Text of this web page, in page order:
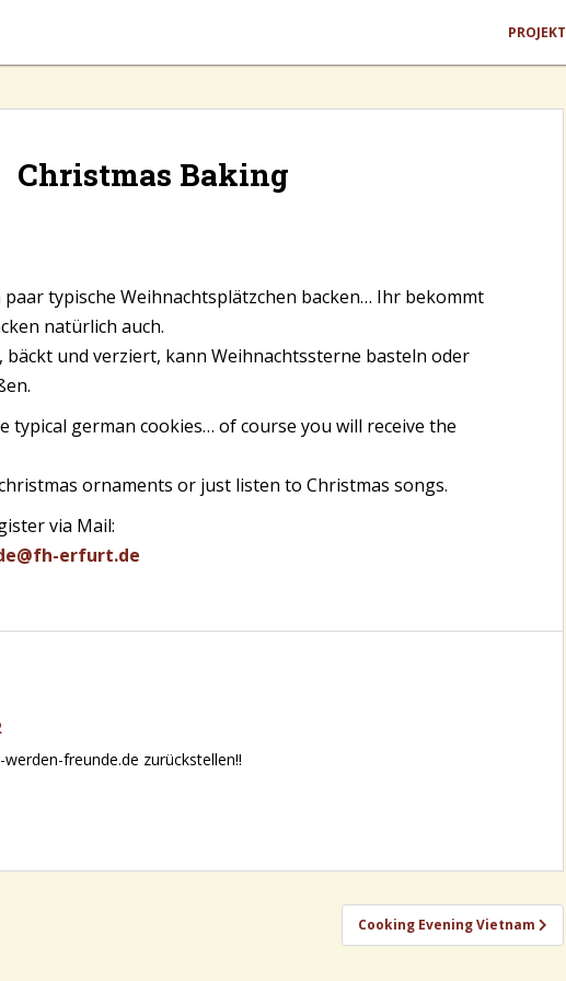
PROJEKT
Christmas Baking
paar typische Weihnachtsplätzchen backen… Ihr bekommt
natürlich auch.
bäckt und verziert, kann Weihnachtssterne basteln oder
typical german cookies… of course you will receive the
ornaments or just listen to Christmas songs.
via Mail:
erfurt.de
freunde.de zurückstellen!!
Cooking Evening Vietnam